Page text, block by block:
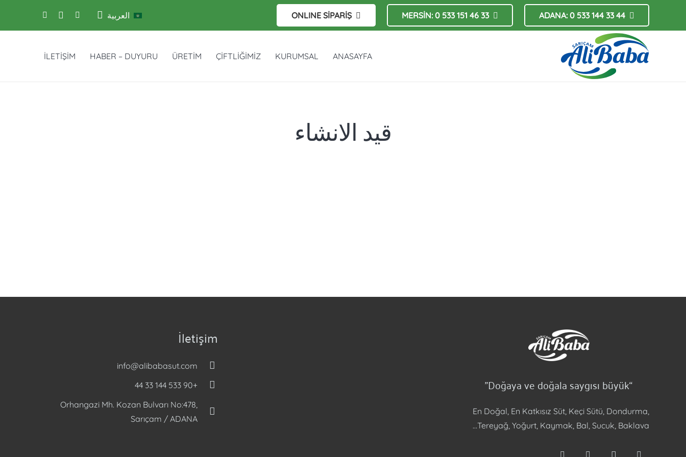
ADANA: 0 533 144 33 44
MERSİN: 0 533 151 46 33
ONLINE SİPARİŞ العربية
ANASAYFA
KURUMSAL
ÇİFTLİĞİMİZ
ÜRETİM
HABER – DUYURU
İLETİŞİM
قيد الانشاء
“Doğaya ve doğala saygısı büyük”
En Doğal, En Katkısız Süt, Keçi Sütü, Dondurma,
Tereyağ, Yoğurt, Kaymak, Bal, Sucuk, Baklava…
İletişim
info@alibabasut.com
+90 533 144 33 44
Orhangazi Mh. Kozan Bulvarı No:478,
Sarıçam / ADANA